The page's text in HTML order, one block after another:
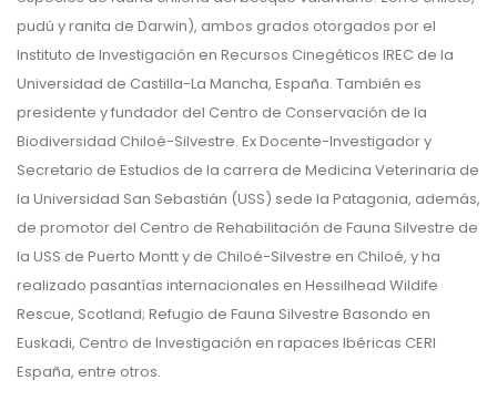
pudú y ranita de Darwin), ambos grados otorgados por el
Instituto de Investigación en Recursos Cinegéticos IREC de la
Universidad de Castilla-La Mancha, España. También es
presidente y fundador del Centro de Conservación de la
Biodiversidad Chiloé-Silvestre. Ex Docente-Investigador y
Secretario de Estudios de la carrera de Medicina Veterinaria de
la Universidad San Sebastián (USS) sede la Patagonia, además,
de promotor del Centro de Rehabilitación de Fauna Silvestre de
la USS de Puerto Montt y de Chiloé-Silvestre en Chiloé, y ha
realizado pasantías internacionales en Hessilhead Wildife
Rescue, Scotland; Refugio de Fauna Silvestre Basondo en
Euskadi, Centro de Investigación en rapaces Ibéricas CERI
España, entre otros.